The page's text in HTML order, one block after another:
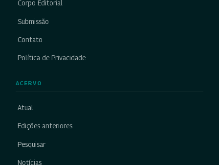
Corpo Editorial
Submissão
Contato
Política de Privacidade
ACERVO
Atual
Edições anteriores
Pesquisar
Notícias